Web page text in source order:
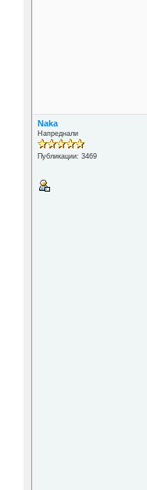
Naka
Напреднали
Публикации: 3469